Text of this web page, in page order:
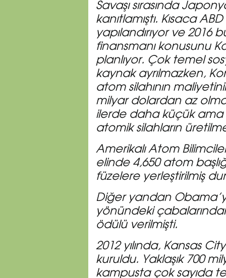
Savaşı sırasında
kanıtlamıştı. Kısaca
yapılandırıyor ve
finansmanı konusunu
planlıyor. Çok temel
kaynak ayrılmazken,
atom silahının
milyar dolardan az
ilerde daha küçük
atomik silahların
Amerikalı Atom
elinde 4,650 atom
füzelere yerleştirilmiş
Diğer yandan
yönündeki
ödülü verilmişti.
2012 yılında, Kansas
kuruldu. Yaklaşık 700
kampusta çok sayıda